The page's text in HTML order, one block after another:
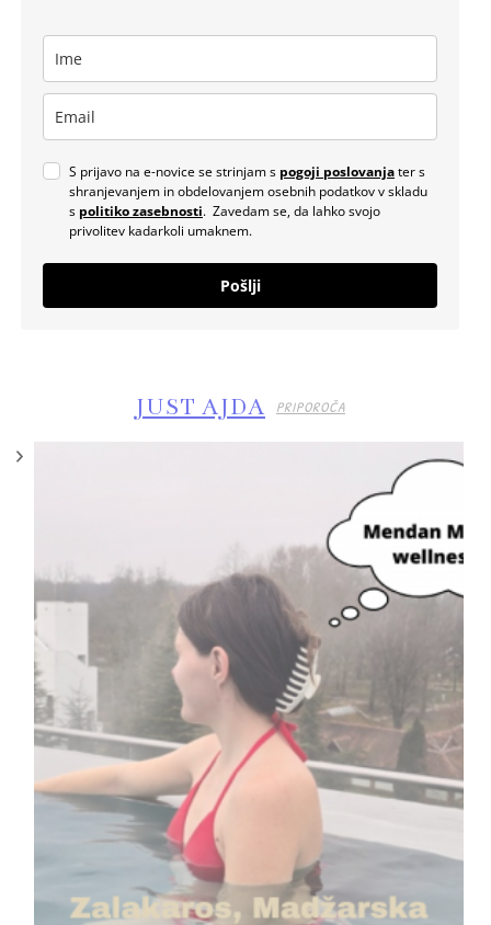
S prijavo na e-novice se strinjam s pogoji poslovanjater s
shranjevanjem in obdelovanjem osebnih podatkov v skladu
s politiko zasebnosti. Zavedam se, da lahko svojo
privolitev kadarkoli umaknem.
Pošlji
JUST AJDA PRIPOROČA